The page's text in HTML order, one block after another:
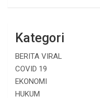
Kategori
BERITA VIRAL
COVID 19
EKONOMI
HUKUM